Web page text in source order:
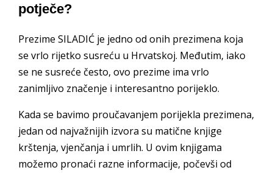
potječe?
Prezime SILADIĆ je jedno od onih prezimena koja
se vrlo rijetko susreću u Hrvatskoj. Međutim, iako
se ne susreće često, ovo prezime ima vrlo
zanimljivo značenje i interesantno porijeklo.
Kada se bavimo proučavanjem porijekla prezimena,
jedan od najvažnijih izvora su matične knjige
krštenja, vjenčanja i umrlih. U ovim knjigama
možemo pronaći razne informacije, počevši od